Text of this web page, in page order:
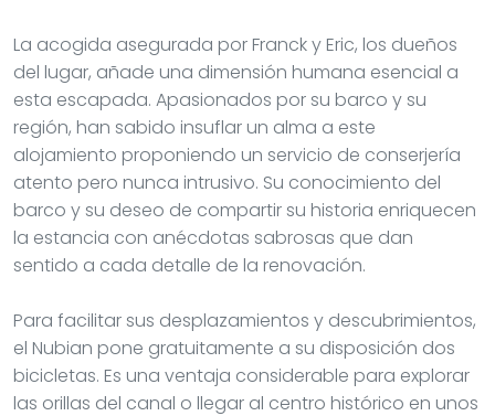
La acogida asegurada por Franck y Eric, los dueños
del lugar, añade una dimensión humana esencial a
esta escapada. Apasionados por su barco y su
región, han sabido insuflar un alma a este
alojamiento proponiendo un servicio de conserjería
atento pero nunca intrusivo. Su conocimiento del
barco y su deseo de compartir su historia enriquecen
la estancia con anécdotas sabrosas que dan
sentido a cada detalle de la renovación.
Para facilitar sus desplazamientos y descubrimientos,
el Nubian pone gratuitamente a su disposición dos
bicicletas. Es una ventaja considerable para explorar
las orillas del canal o llegar al centro histórico en unos